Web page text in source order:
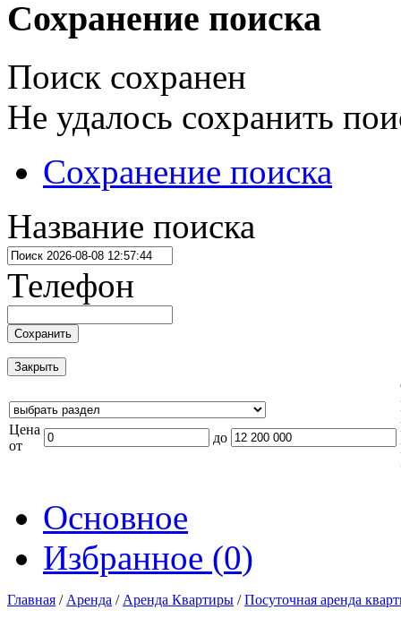
Сохранение поиска
Поиск сохранен
Не удалось сохранить
Сохранение поиска
Название поиска
Телефон
Сохранить
Закрыть
Цена
от
до
Основное
Избранное (0)
Главная / Аренда / Аренда Квартиры /Посуточная аренда